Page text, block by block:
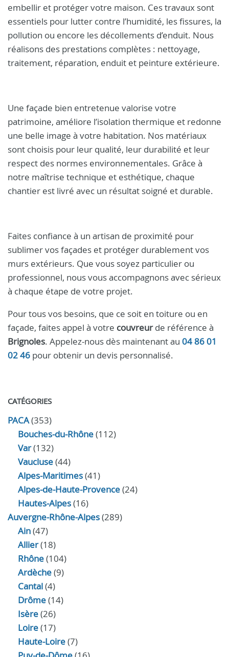
embellir et protéger votre maison. Ces travaux sont
essentiels pour lutter contre l’humidité, les fissures, la
pollution ou encore les décollements d’enduit. Nous
réalisons des prestations complètes : nettoyage,
traitement, réparation, enduit et peinture extérieure.
Une façade bien entretenue valorise votre
patrimoine, améliore l’isolation thermique et redonne
une belle image à votre habitation. Nos matériaux
sont choisis pour leur qualité, leur durabilité et leur
respect des normes environnementales. Grâce à
notre maîtrise technique et esthétique, chaque
chantier est livré avec un résultat soigné et durable.
Faites confiance à un artisan de proximité pour
sublimer vos façades et protéger durablement vos
murs extérieurs. Que vous soyez particulier ou
professionnel, nous vous accompagnons avec sérieux
à chaque étape de votre projet.
Pour tous vos besoins, que ce soit en toiture ou en
façade, faites appel à votre couvreurde référence à
Brignoles. Appelez-nous dès maintenant au 04 86 01
02 46 pour obtenir un devis personnalisé.
CATÉGORIES
PACA(353)
Bouches-du-Rhône(112)
Var(132)
Vaucluse(44)
Alpes-Maritimes(41)
Alpes-de-Haute-Provence(24)
Hautes-Alpes(16)
Auvergne-Rhône-Alpes(289)
Ain(47)
Allier(18)
Rhône(104)
Ardèche(9)
Cantal(4)
Drôme(14)
Isère(26)
Loire(17)
Haute-Loire(7)